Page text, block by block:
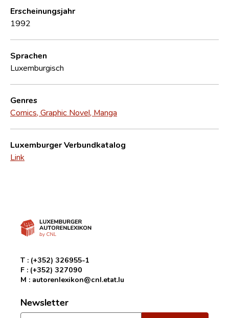
Erscheinungsjahr
1992
Sprachen
Luxemburgisch
Genres
Comics, Graphic Novel, Manga
Luxemburger Verbundkatalog
Link
T : (+352) 326955-1
F : (+352) 327090
M : autorenlexikon@cnl.etat.lu
Newsletter